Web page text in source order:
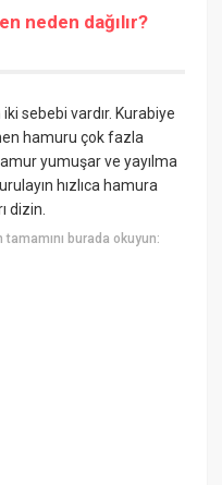
neden dağılır?
sebebi vardır. Kurabiye
hamuru çok fazla
yumuşar ve yayılma
hızlıca hamura
dizin.
tamamını burada okuyun: